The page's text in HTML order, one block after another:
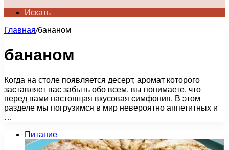
Искать
Главная/бананом
бананом
Когда на столе появляется десерт, аромат которого
заставляет вас забыть обо всем, вы понимаете, что
перед вами настоящая вкусовая симфония. В этом
разделе мы погрузимся в мир невероятно аппетитных и
…
Питание